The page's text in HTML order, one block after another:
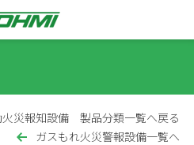
火災報知設備 製品分類一覧へ戻る
ガスもれ火災警報設備一覧へ